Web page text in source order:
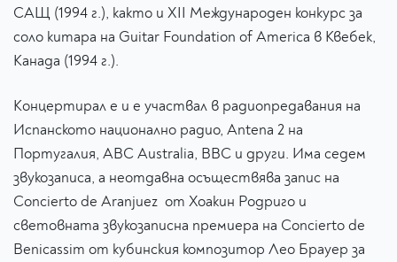
САЩ (1994 г.), както и XII Международен конкурс за
соло китара на Guitar Foundation of America в Квебек,
Канада (1994 г.).
Концертирал е и е участвал в радиопредавания на
Испанското национално радио, Antena 2 на
Португалия, ABC Australia, BBC и други. Има седем
звукозаписа, а неотдавна осъществява запис на
Concierto de Aranjuez от Хоакин Родриго и
световната звукозаписна премиера на Concierto de
Benicassim от кубинския композитор Лео Брауер за